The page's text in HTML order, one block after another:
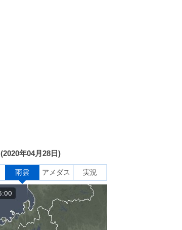
(2020年04月28日)
雨雲 アメダス 実況